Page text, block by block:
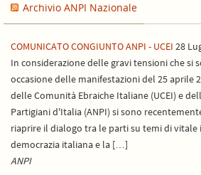
Archivio ANPI Nazionale
COMUNICATO CONGIUNTO ANPI - UCEI 28
In considerazione delle gravi tensioni che si
occasione delle manifestazioni del 25 aprile
delle Comunità Ebraiche Italiane (UCEI) e
Partigiani d'Italia (ANPI) si sono
riaprire il dialogo tra le parti su temi di
democrazia italiana e la […]
ANPI